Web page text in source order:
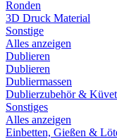
Ronden
3D Druck Material
Sonstige
Alles anzeigen
Dublieren
Dublieren
Dubliermassen
Dublierzubehör &
Sonstiges
Alles anzeigen
Einbetten, Gießen &